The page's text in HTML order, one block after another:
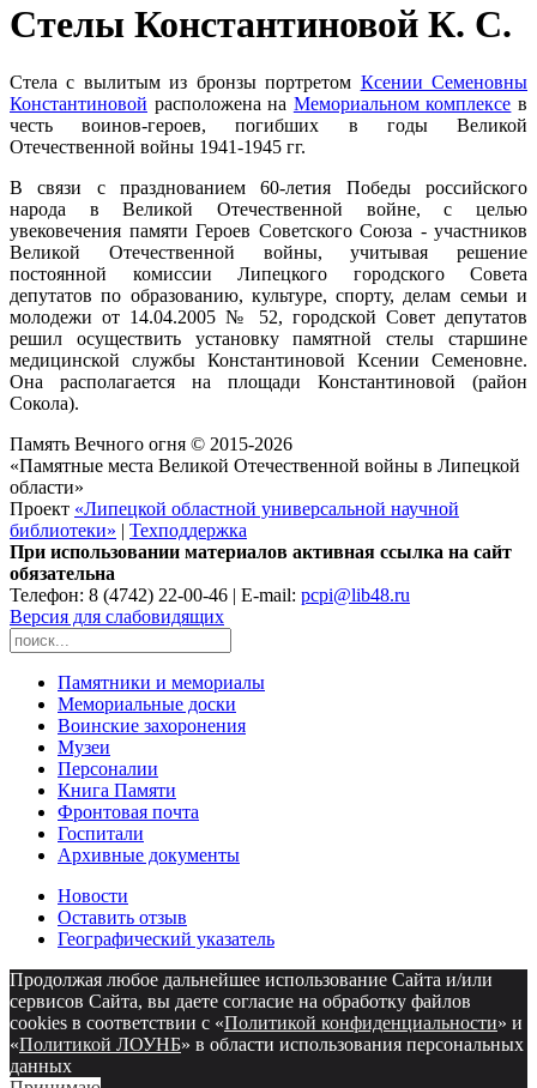
Стелы Константиновой К. С.
Стела с вылитым из бронзы портретом Ксении Семеновны
Константиновой расположена на Мемориальном комплексе в
честь воинов-героев, погибших в годы Великой
Отечественной войны 1941-1945 гг.
В связи с празднованием 60-летия Победы российского
народа в Великой Отечественной войне, с целью
увековечения памяти Героев Советского Союза - участников
Великой Отечественной войны, учитывая решение
постоянной комиссии Липецкого городского Совета
депутатов по образованию, культуре, спорту, делам семьи и
молодежи от 14.04.2005 № 52, городской Совет депутатов
решил осуществить установку памятной стелы старшине
медицинской службы Константиновой Ксении Семеновне.
Она располагается на площади Константиновой (район
Сокола).
Память Вечного огня © 2015-2026
«Памятные места Великой Отечественной войны в Липецкой
области»
Проект «Липецкой областной универсальной научной
библиотеки»
Техподдержка
При использовании материалов активная ссылка на сайт
обязательна
Телефон: 8 (4742) 22-00-46 | E-mail: pcpi@lib48.ru
Версия для слабовидящих
Памятники и мемориалы
Мемориальные доски
Воинские захоронения
Музеи
Персоналии
Книга Памяти
Фронтовая почта
Госпитали
Архивные документы
Новости
Оставить отзыв
Географический указатель
Продолжая любое дальнейшее использование Сайта и/или
сервисов Сайта, вы даете согласие на обработку файлов
cookies в соответствии с «Политикой конфиденциальности» и
«Политикой ЛОУНБ» в области использования персональных
данных